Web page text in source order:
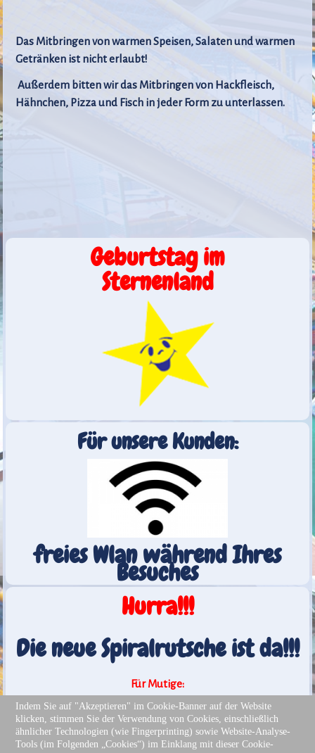
Das Mitbringen von warmen Speisen, Salaten und warmen
Getränken ist nicht erlaubt!
Außerdem bitten wir das Mitbringen von Hackfleisch,
Hähnchen, Pizza und Fisch in jeder Form zu unterlassen.
Geburtstag im
Sternenland
Für unsere Kunden:
freies Wlan während Ihres
Besuches
Hurra!!!
Die neue Spiralrutsche ist da!!!
Für Mutige:
Unsere neue Freifallrutsche
Für Abenteuerlustige:
Indem Sie auf "Akzeptieren" im Cookie-Banner auf der Website
klicken, stimmen Sie der Verwendung von Cookies, einschließlich
ähnlicher Technologien (wie Fingerprinting) sowie Website-Analyse-
Tools (im Folgenden „Cookies“) im Einklang mit dieser Cookie-